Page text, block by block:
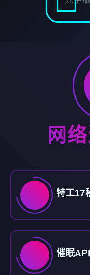
网
特工17
催眠